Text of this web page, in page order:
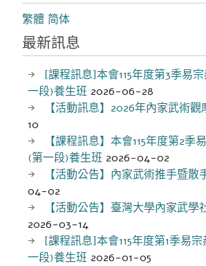
繁體 简体
最新訊息
[課程訊息]本會115年度第3季易
一段)養生班 2026-06-28
【活動訊息】2026年內家武術觀
10
【課程訊息】本會115年度第2季
(第一段)養生班 2026-04-02
【活動公告】內家武術推手暨散
04-02
【活動公告】臺灣大學內家武學
2026-03-14
[課程訊息]本會115年度第1季易
一段)養生班 2026-01-05